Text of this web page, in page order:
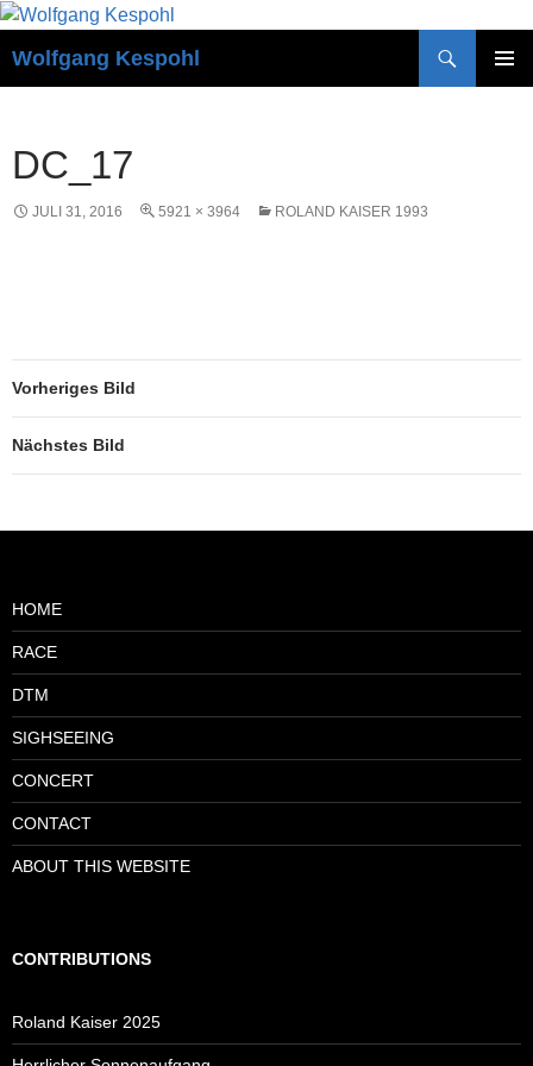
Zum
springen
Wolfgang Kespohl
DC_17
JULI 31, 2016 5921 × 3964 ROLAND KAISER 1993
Vorheriges Bild
Nächstes Bild
HOME
RACE
DTM
SIGHSEEING
CONCERT
CONTACT
ABOUT THIS WEBSITE
CONTRIBUTIONS
Roland Kaiser 2025